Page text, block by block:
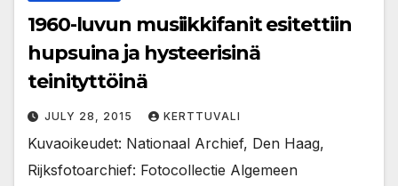
1960-luvun musiikkifanit esitettiin
hupsuina ja hysteerisinä
teinityttöinä
JULY 28, 2015 KERTTUVALI
Kuvaoikeudet: Nationaal Archief, Den Haag,
Rijksfotoarchief: Fotocollectie Algemeen